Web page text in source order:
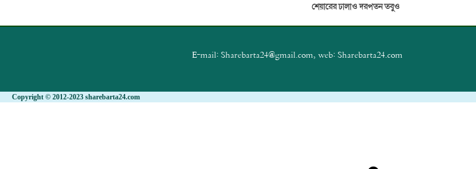
শেয়ারের ঢালাও দরপতন তবুও
প্যারামাউন্ট ইন্স্যুরেন্সের বিরুদ্ধে
E-mail: Sharebarta24@gmail.com, web: Sharebarta24.com
Copyright © 2012-2023 sharebarta24.com